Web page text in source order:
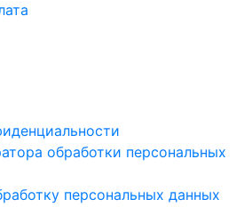
обработки персональных
персональных данных